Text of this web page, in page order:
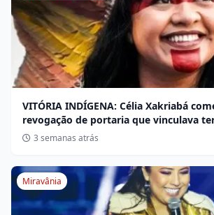
VITÓRIA INDÍGENA: Célia Xakriabá
revogação de portaria que vinculava
não indígena
3 semanas atrás
Miravânia